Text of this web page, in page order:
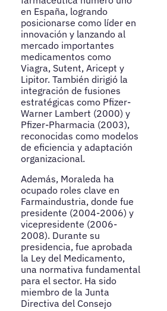
en España, logrando
posicionarse como líder en
innovación y lanzando al
mercado importantes
medicamentos como
Viagra, Sutent, Aricept y
Lipitor. También dirigió la
integración de fusiones
estratégicas como Pfizer-
Warner Lambert (2000) y
Pfizer-Pharmacia (2003),
reconocidas como modelos
de eficiencia y adaptación
organizacional.
Además, Moraleda ha
ocupado roles clave en
Farmaindustria, donde fue
presidente (2004-2006) y
vicepresidente (2006-
2008). Durante su
presidencia, fue aprobada
la Ley del Medicamento,
una normativa fundamental
para el sector. Ha sido
miembro de la Junta
Directiva del Consejo